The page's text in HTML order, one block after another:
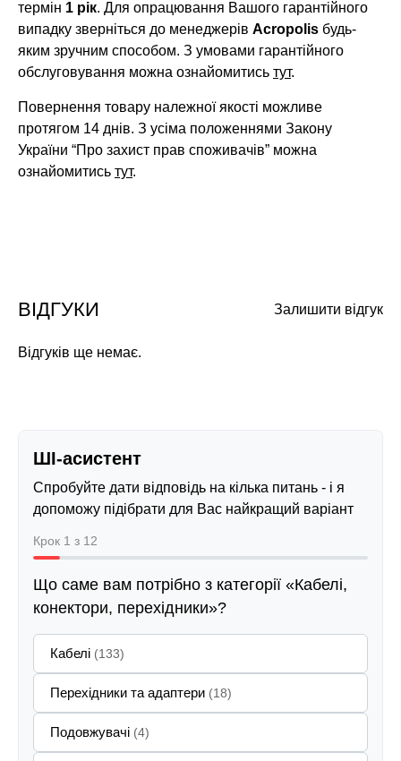
термін 1 рік. Для опрацювання Вашого гарантійного
випадку зверніться до менеджерів Acropolis будь-
яким зручним способом. З умовами гарантійного
обслуговування можна ознайомитись тут.
Повернення товару належної якості можливе
протягом 14 днів. З усіма положеннями Закону
України “Про захист прав споживачів” можна
ознайомитись тут.
Залишити відгук
ВІДГУКИ
Відгуків ще немає.
ШІ-асистент
Спробуйте дати відповідь на кілька питань - і я
допоможу підібрати для Вас найкращий варіант
Крок 1 з 12
Що саме вам потрібно з категорії «Кабелі,
конектори, перехідники»?
Кабелі (133)
Перехідники та адаптери (18)
Подовжувачі (4)